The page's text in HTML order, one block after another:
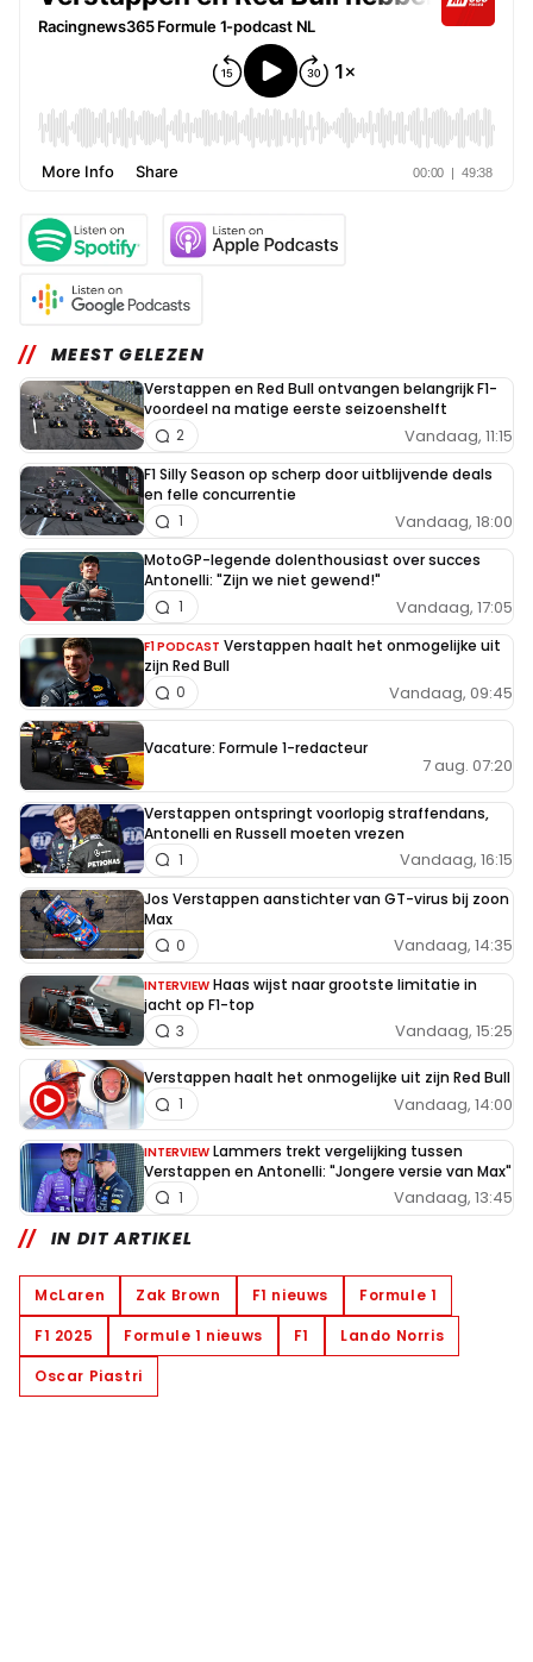
MEEST GELEZEN
Verstappen en Red Bull ontvangen belangrijk F1-
voordeel na matige eerste seizoenshelft
Vandaag, 11:15
2
F1 Silly Season op scherp door uitblijvende deals
en felle concurrentie
Vandaag, 18:00
1
MotoGP-legende dolenthousiast over succes
Antonelli: "Zijn we niet gewend!"
Vandaag, 17:05
1
F1 PODCAST Verstappen haalt het onmogelijke uit
zijn Red Bull
Vandaag, 09:45
0
Vacature: Formule 1-redacteur
7 aug. 07:20
Verstappen ontspringt voorlopig straffendans,
Antonelli en Russell moeten vrezen
Vandaag, 16:15
1
Jos Verstappen aanstichter van GT-virus bij zoon
Max
Vandaag, 14:35
0
INTERVIEW Haas wijst naar grootste limitatie in
jacht op F1-top
Vandaag, 15:25
3
Verstappen haalt het onmogelijke uit zijn Red Bull
Vandaag, 14:00
1
INTERVIEW Lammers trekt vergelijking tussen
Verstappen en Antonelli: "Jongere versie van Max"
Vandaag, 13:45
1
IN DIT ARTIKEL
McLaren Zak Brown F1 nieuws
Formule 1
F1 2025
Formule 1 nieuws F1
Lando Norris
Oscar Piastri